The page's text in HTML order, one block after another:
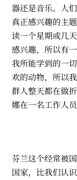
器还是音乐。人
真正感兴趣的主
读一个星期或几
感兴趣，所以有
我所能学到的一
欢的动物，所以
群人整天都在做
娜在一名工作人
芬兰这个经常被
国家，比我们认